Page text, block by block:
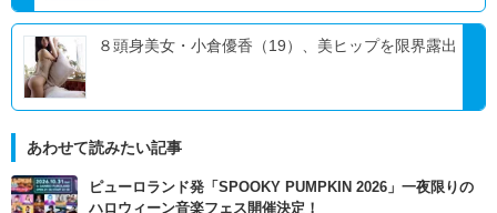
８頭身美女・小倉優香（19）、美ヒップを限界露出
あわせて読みたい記事
ピューロランド発「SPOOKY PUMPKIN 2026」一夜限りの
ハロウィーン音楽フェス開催決定！